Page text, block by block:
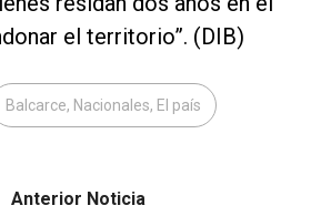
el territorio”. (DIB)
Balcarce, Nacionales, El país
Anterior Noticia